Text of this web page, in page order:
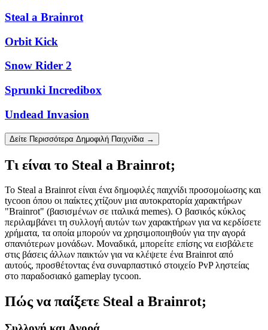
Steal a Brainrot
Orbit Kick
Snow Rider 2
Sprunki Incredibox
Undead Invasion
Δείτε Περισσότερα Δημοφιλή Παιχνίδια →
Τι είναι το Steal a Brainrot;
Το Steal a Brainrot είναι ένα δημοφιλές παιχνίδι προσομοίωσης και
tycoon όπου οι παίκτες χτίζουν μια αυτοκρατορία χαρακτήρων
"Brainrot" (βασισμένων σε ιταλικά memes). Ο βασικός κύκλος
περιλαμβάνει τη συλλογή αυτών των χαρακτήρων για να κερδίσετε
χρήματα, τα οποία μπορούν να χρησιμοποιηθούν για την αγορά
σπανιότερων μονάδων. Μοναδικά, μπορείτε επίσης να εισβάλετε
στις βάσεις άλλων παικτών για να κλέψετε ένα Brainrot από
αυτούς, προσθέτοντας ένα συναρπαστικό στοιχείο PvP ληστείας
στο παραδοσιακό gameplay tycoon.
Πώς να παίξετε Steal a Brainrot;